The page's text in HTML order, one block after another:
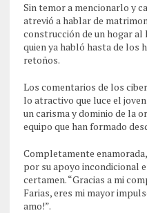
Sin temor a mencionarlo y
atrevió a hablar de
construcción de un hogar al
quien ya habló hasta de los
retoños.
Los comentarios de los
lo atractivo que luce el
un carisma y dominio de la
equipo que han formado
Completamente
por su apoyo incondicional
certamen. “Gracias a mi
Farias, eres mi mayor
amo!”.